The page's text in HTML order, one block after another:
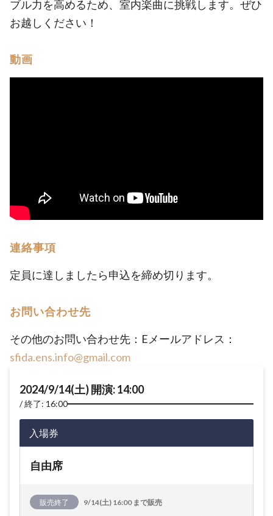
ブル力を高めるため、室内楽曲に挑戦します。ぜひ
お越しください！
動画
連絡事項
定員に達しましたら申込を締め切ります。
お問い合わせ先
その他のお問い合わせ先：Eメールアドレス：
sfida.ens.info@gmail.com
2024/9/14(土) 開演: 14:00
終了: 16:00
入場券
自由席
販売終了 9/14(土) 16:00 まで販売